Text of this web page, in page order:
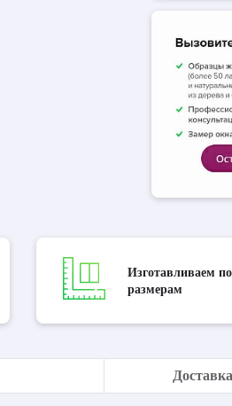
Изготавливаем
размерам